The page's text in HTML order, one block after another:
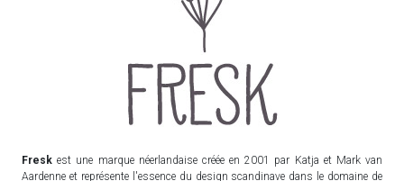
Freskest une marque néerlandaise créée en 2001 par Katja et Mark van
Aardenne et représente l'essence du design scandinave dans le domaine de